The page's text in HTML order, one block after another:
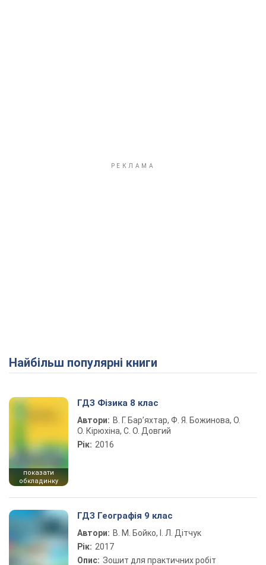
Найбільш популярні книги
показати
обкладинку
ГДЗ Фізика 8 клас
Автори: В. Г. Бар’яхтар, Ф. Я. Божинова, О.
О. Кірюхіна, С. О. Довгий
Рік: 2016
ГДЗ Географія 9 клас
Автори: В. М. Бойко, І. Л. Дітчук
Рік: 2017
Опис: Зошит для практичних робіт